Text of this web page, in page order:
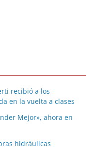
recibió a los
en la vuelta a clases
Mejor», ahora en
hidráulicas